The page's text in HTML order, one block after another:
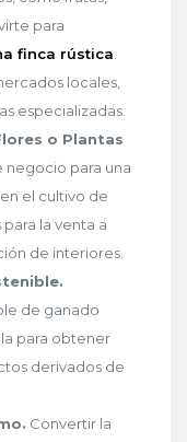
para
finca rústica.
locales,
especializadas.
o Plantas
negocio para una
el cultivo de
la venta a
de interiores.
de ganado
para obtener
derivados de
Convertir la